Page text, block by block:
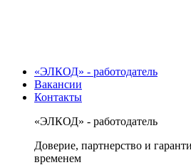
«ЭЛКОД» - работодатель
Вакансии
Контакты
«ЭЛКОД» - работодатель
Доверие, партнерство и
временем